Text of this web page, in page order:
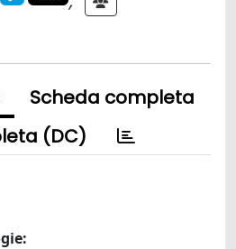
Scheda completa
(DC)